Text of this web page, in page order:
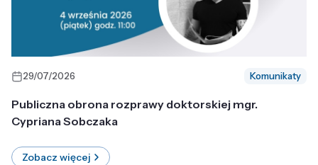
29/07/2026 Komunikaty
Publiczna obrona rozprawy doktorskiej mgr.
Cypriana Sobczaka
Zobacz więcej